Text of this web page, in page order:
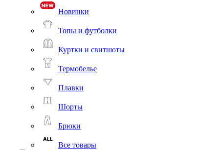
Новинки
Топы и футболки
Куртки и свитшоты
Термобелье
Плавки
Шорты
Брюки
Все товары